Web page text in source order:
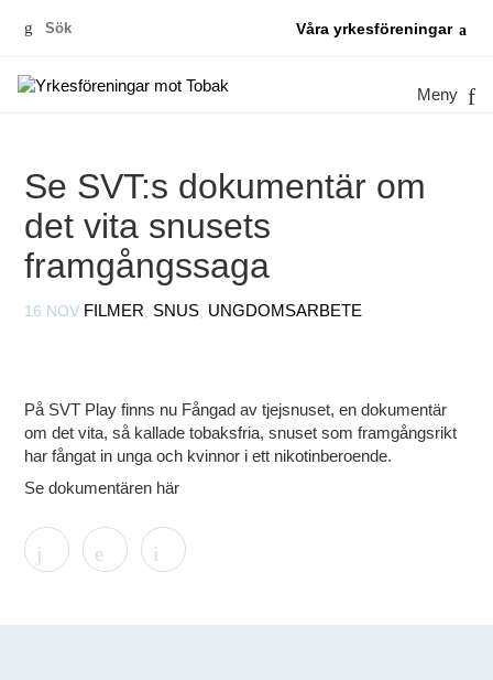
Sök
Våra yrkesföreningar
Meny
Se SVT:s dokumentär om
det vita snusets
framgångssaga
16 NOV FILMER SNUS UNGDOMSARBETE
På SVT Play finns nu Fångad av tjejsnuset, en dokumentär
om det vita, så kallade tobaksfria, snuset som framgångsrikt
har fångat in unga och kvinnor i ett nikotinberoende.
Se dokumentären här